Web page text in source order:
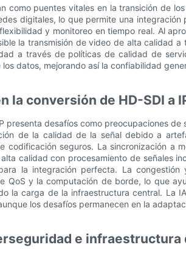
como puentes vitales en la transición de
digitales, lo que permite una
y monitoreo en tiempo real. Al
la transmisión de video de alta calidad
a través de políticas de calidad de
datos, mejorando así la confiabilidad
la conversión de HD-SDI a
presenta desafíos como preocupaciones
de la calidad de la señal debido a
codificación seguros. La sincronización
calidad con procesamiento de señales
la integración perfecta. La
QoS y la computación de borde, lo que
la carga de la infraestructura central. La
los desafíos permanecen en la
e infraestructura